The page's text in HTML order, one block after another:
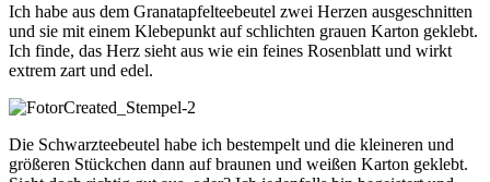
Ich habe aus dem Granatapfelteebeutel zwei Herzen ausgeschnitten
und sie mit einem Klebepunkt auf schlichten grauen Karton geklebt.
Ich finde, das Herz sieht aus wie ein feines Rosenblatt und wirkt
extrem zart und edel.
Die Schwarzteebeutel habe ich bestempelt und die kleineren und
größeren Stückchen dann auf braunen und weißen Karton geklebt.